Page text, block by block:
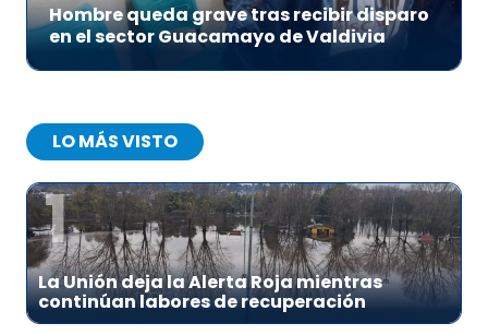
Hombre queda grave tras recibir disparo
en el sector Guacamayo de Valdivia
LO MÁS VISTO
1
La Unión deja la Alerta Roja mientras
continúan labores de recuperación